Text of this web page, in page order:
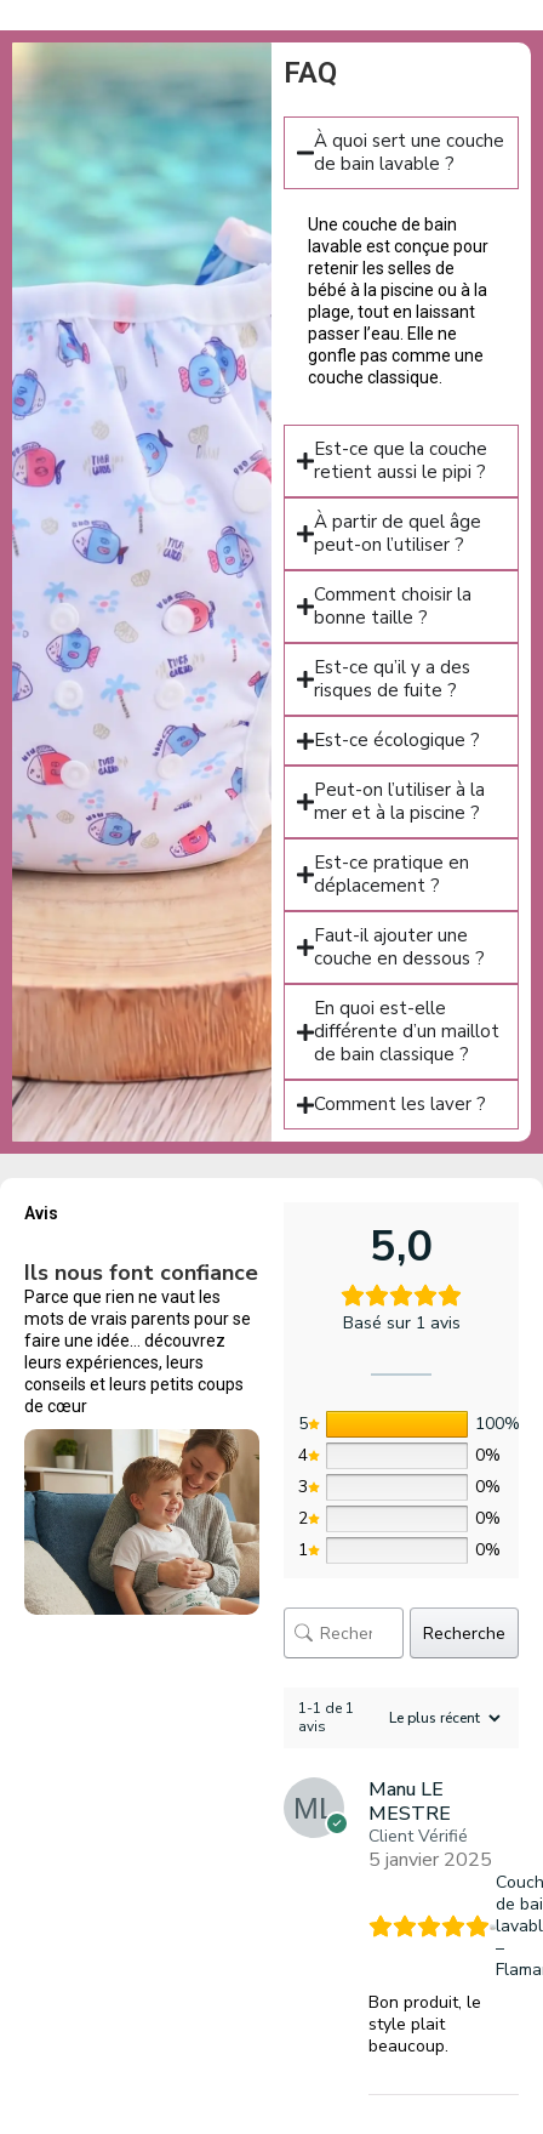
FAQ
À quoi sert une couche
de bain lavable ?
Une couche de bain
lavable est conçue pour
retenir les selles de
bébé à la piscine ou à la
plage, tout en laissant
passer l’eau. Elle ne
gonfle pas comme une
couche classique.
Est-ce que la couche
retient aussi le pipi ?
À partir de quel âge
peut-on l’utiliser ?
Comment choisir la
bonne taille ?
Est-ce qu’il y a des
risques de fuite ?
Est-ce écologique ?
Peut-on l’utiliser à la
mer et à la piscine ?
Est-ce pratique en
déplacement ?
Faut-il ajouter une
couche en dessous ?
En quoi est-elle
différente d’un maillot
de bain classique ?
Comment les laver ?
Avis
Ils nous font confiance
Parce que rien ne vaut les
mots de vrais parents pour se
faire une idée… découvrez
leurs expériences, leurs
conseils et leurs petits coups
de cœur
5,0
Basé sur 1 avis
5
100%
4
0%
3
0%
2
0%
1
0%
Recherche
1-1 de 1
avis
Manu LE
MESTRE
Client Vérifié
5 janvier 2025
de
–
Bon produit, le
style plait
beaucoup.